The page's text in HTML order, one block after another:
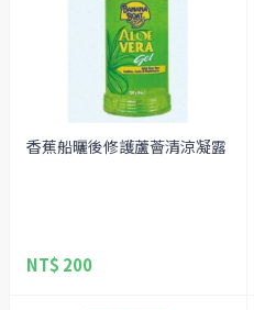
香蕉船曬後修護蘆薈清涼凝露
NT$ 200